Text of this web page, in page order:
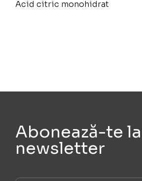
Acid citric monohidrat
Abonează-te la
newsletter